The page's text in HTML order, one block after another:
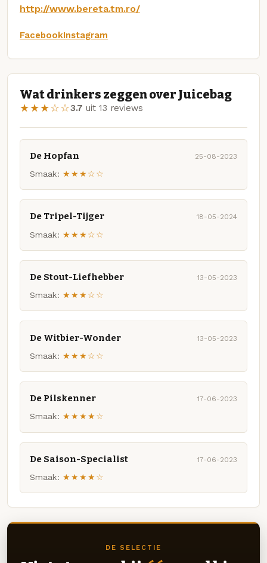
http://www.bereta.tm.ro/
FacebookInstagram
Wat drinkers zeggen over Juicebag
★★★☆☆3.7 uit 13 reviews
De Hopfan 25-08-2023
Smaak: ★★★☆☆
De Tripel-Tijger 18-05-2024
Smaak: ★★★☆☆
De Stout-Liefhebber 13-05-2023
Smaak: ★★★☆☆
De Witbier-Wonder 13-05-2023
Smaak: ★★★☆☆
De Pilskenner 17-06-2023
Smaak: ★★★★☆
De Saison-Specialist 17-06-2023
Smaak: ★★★★☆
DE SELECTIE